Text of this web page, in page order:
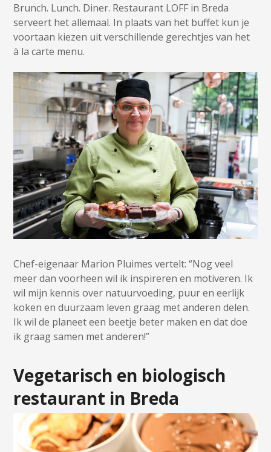
Brunch. Lunch. Diner. Restaurant LOFF in Breda
serveert het allemaal. In plaats van het buffet kun je
voortaan kiezen uit verschillende gerechtjes van het
à la carte menu.
Chef-eigenaar Marion Pluimes vertelt: “Nog veel
meer dan voorheen wil ik inspireren en motiveren. Ik
wil mijn kennis over natuurvoeding, puur en eerlijk
koken en duurzaam leven graag met anderen delen.
Ik wil de planeet een beetje beter maken en dat doe
ik graag samen met anderen!”
Vegetarisch en biologisch
restaurant in Breda